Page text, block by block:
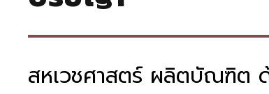
สหเวชศาสตร์ ผลิตบัณฑิต